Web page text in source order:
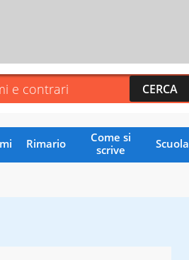
Rimario
Come si
scrive
Scuola